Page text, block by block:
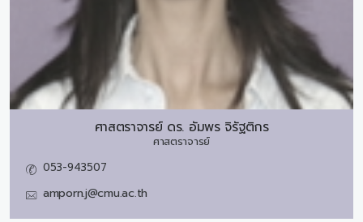
ศาสตราจารย์ ดร. อัมพร จิรัฐติกร
ศาสตราจารย์
053-943507
amporn.j@cmu.ac.th